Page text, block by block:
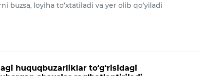
buzsa, loyiha to‘xtatiladi va yer olib qo‘yiladi
huquqbuzarliklar to‘g‘risidagi